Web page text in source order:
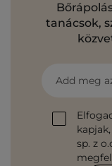
tanácsok,
Add meg
sp. z